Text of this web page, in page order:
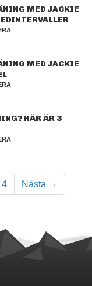
MED JACKIE
MED JACKIE
HÄR ÄR 3
4 Nästa →